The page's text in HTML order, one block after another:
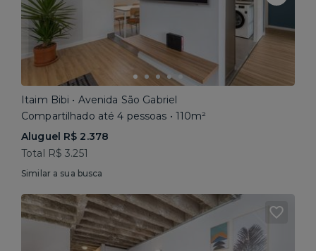
Itaim Bibi • Avenida São Gabriel
Compartilhado até 4 pessoas • 110m²
Aluguel R$ 2.378
Total R$ 3.251
Similar a sua busca